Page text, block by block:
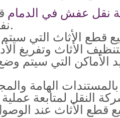
نقل عفش في الدمام
نفسك الوقت الكافي للمقارنة والاختيار.
الأماكن التي سيتم